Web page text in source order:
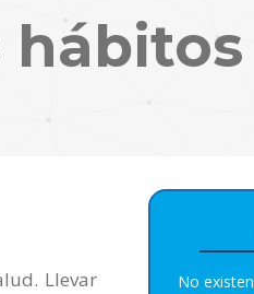
Llevar
No